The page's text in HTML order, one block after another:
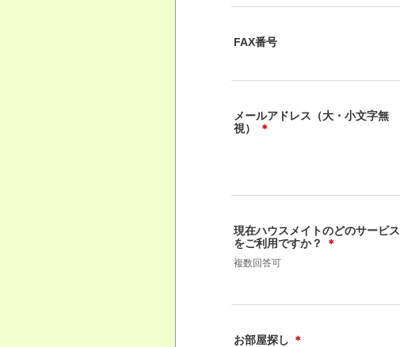
FAX番号
メールアドレス（大・小文字無
視）
＊
現在ハウスメイトのどのサービス
をご利用ですか？
＊
複数回答可
お部屋探し ＊